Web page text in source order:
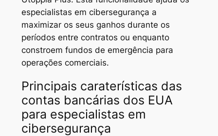
especialistas em cibersegurança a
maximizar os seus ganhos durante os
períodos entre contratos ou enquanto
constroem fundos de emergência para
operações comerciais.
Principais caraterísticas das
contas bancárias dos EUA
para especialistas em
cibersegurança